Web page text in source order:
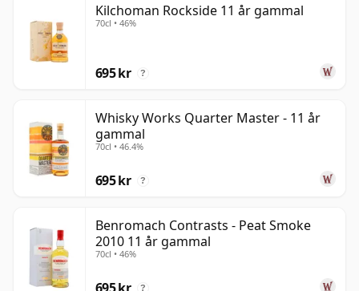
Kilchoman Rockside 11 år gammal
70cl • 46%
695 kr ?
Whisky Works Quarter Master - 11 år
gammal
70cl • 46.4%
695 kr ?
Benromach Contrasts - Peat Smoke
2010 11 år gammal
70cl • 46%
?